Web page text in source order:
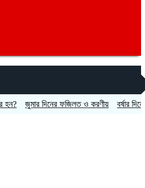
জুমার দিনের ফজিলত ও করণীয় বর্ষার দিনে যেসব